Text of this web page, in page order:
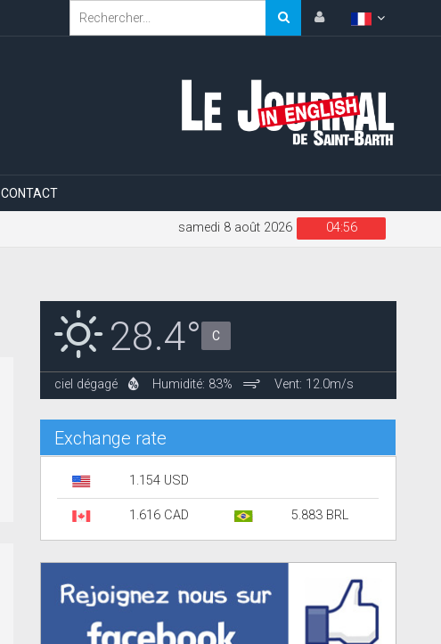
CONTACT
04:56
samedi 8 août 2026
28.4° C
ciel dégagé Humidité: 83% Vent: 12.0m/s
Exchange rate
1.154 USD
1.616 CAD 5.883 BRL